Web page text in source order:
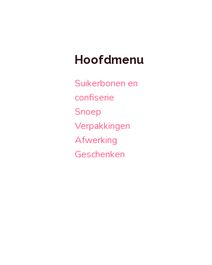
Hoofdmenu
Suikerbonen en
confiserie
Snoep
Verpakkingen
Afwerking
Geschenken